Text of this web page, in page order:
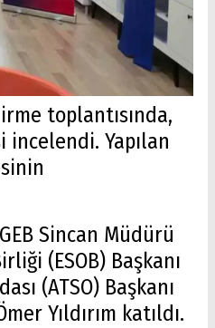
toplantısında,
Yapılan
Sincan Müdürü
(ESOB) Başkanı
(ATSO) Başkanı
Yıldırım katıldı.